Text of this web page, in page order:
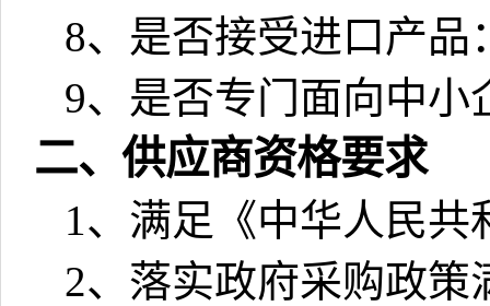
8、是否接受进口产品
9、是否专门面向中小
二、供应商资格要求
1、满足《中华人民共
2、落实政府采购政策